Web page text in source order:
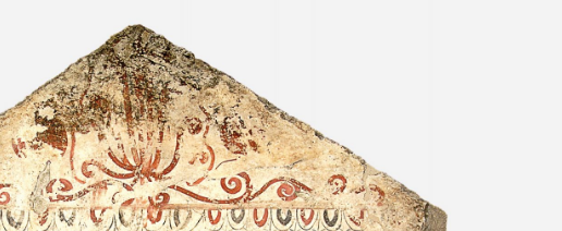
“Andriuolo”, Tumba XXVIII 340-330 a. C.
de Paestum y Velia